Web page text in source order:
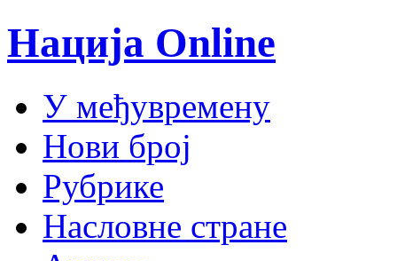
Нација Online
У међувремену
Нови број
Рубрике
Насловне стране